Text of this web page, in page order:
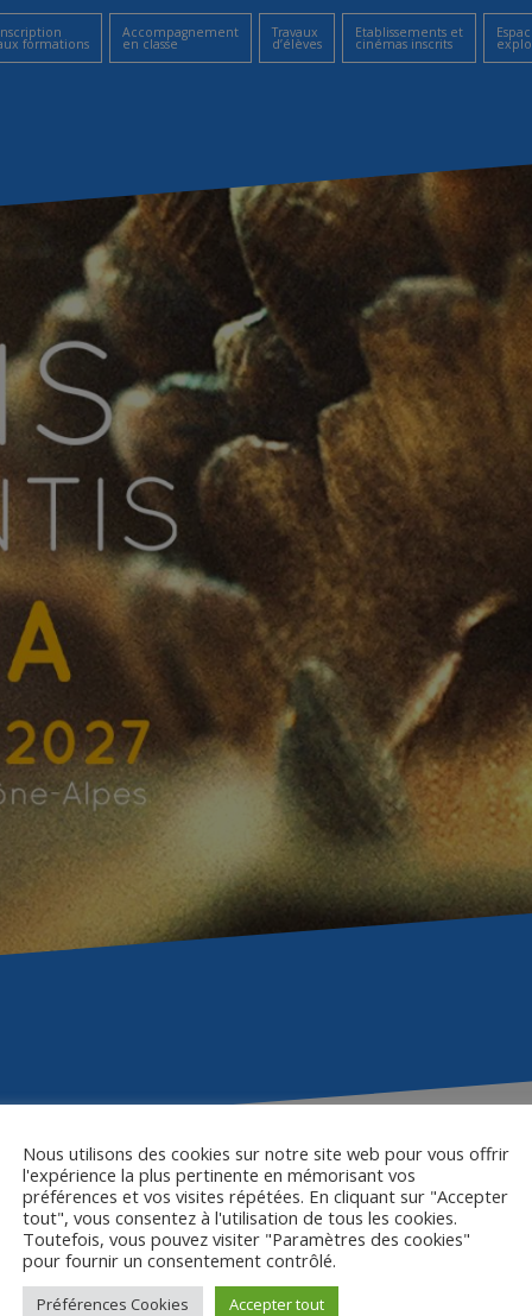
formations
Accompagnement
en classe
Travaux
d’élèves
Etablissements et
cinémas inscrits
Ressources
Nous utilisons des cookies sur notre site web pour vous offrir
l'expérience la plus pertinente en mémorisant vos
préférences et vos visites répétées. En cliquant sur "Accepter
tout", vous consentez à l'utilisation de tous les cookies.
Toutefois, vous pouvez visiter "Paramètres des cookies"
pour fournir un consentement contrôlé.
Préférences Cookies Accepter tout